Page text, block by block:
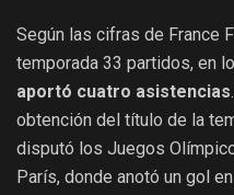
Según las cifras de France
temporada 33 partidos, en
aportó cuatro asistencias
obtención del título de la
disputó los Juegos
París, donde anotó un gol